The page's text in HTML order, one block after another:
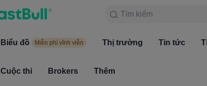
Tìm kiếm
Biểu đồ Miễn phí vĩnh viễn Thị
Tìm kiếm
Sản phẩm
Biểu đồ Miễn phí vĩnh viễn Thị trường Tin tức
Cuộc thi Brokers Thêm